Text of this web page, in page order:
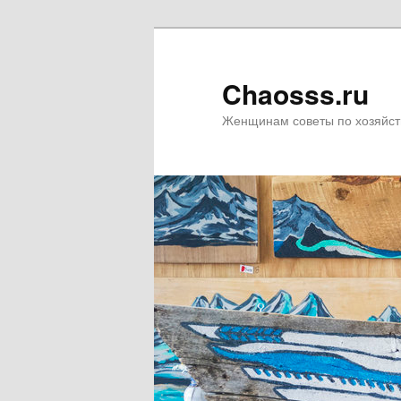
Chaosss.ru
Женщинам советы по